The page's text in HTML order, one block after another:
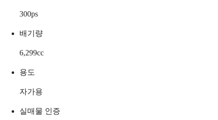
300ps
배기량
6,299cc
용도
자가용
실매물 인증